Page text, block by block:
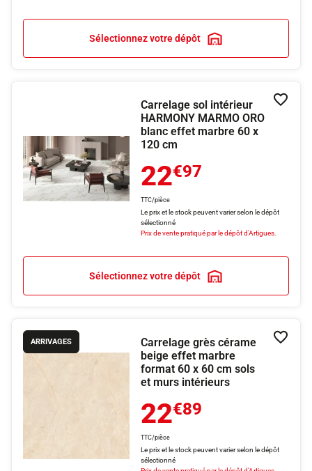
Sélectionnez votre dépôt
Carrelage sol intérieur
HARMONY MARMO ORO
blanc effet marbre 60 x
120 cm
22€97
TTC/pièce
Le prix et le stock peuvent varier selon le dépôt
sélectionné
Prix de vente pratiqué par le dépôt d'Artigues.
Sélectionnez votre dépôt
ARRIVAGES
Carrelage grès cérame
beige effet marbre
format 60 x 60 cm sols
et murs intérieurs
22€89
TTC/pièce
Le prix et le stock peuvent varier selon le dépôt
sélectionné